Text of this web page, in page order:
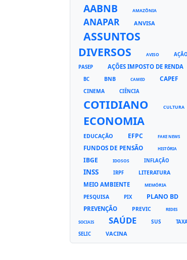
AABNB AMAZÔNIA
ANAPAR ANVISA
ASSUNTOS
DIVERSOS
AVISO
AÇÃO
PASEP
AÇÕES IMPOSTO DE RENDA
BC BNB CAMED CAPEF
CINEMA CIÊNCIA
COTIDIANO CULTURA
ECONOMIA
EDUCAÇÃO EFPC FAKE NEWS
FUNDOS DE PENSÃO HISTÓRIA
IBGE IDOSOS INFLAÇÃO
INSS IRPF LITERATURA
MEIO AMBIENTE MEMÓRIA
PESQUISA PIX PLANO BD
PREVENÇÃO PREVIC REDES
SOCIAIS SAÚDE SUS
SELIC
VACINA